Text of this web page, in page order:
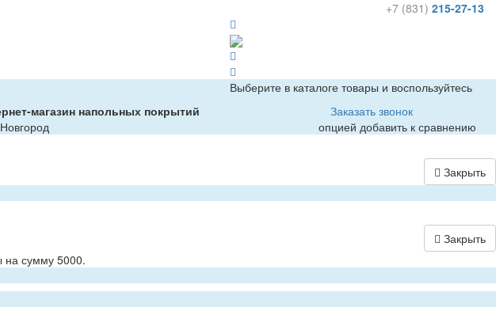
+7 (831) 215-27-13
магазин напольных покрытий
Заказать звонок
Выберите в каталоге товары и воспользуйтесь
опцией добавить к сравнению
Закрыть
Закрыть
на сумму 5000.